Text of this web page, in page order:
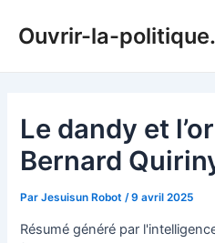
Ouvrir-la-
Le dandy et
Bernard
ParJesuisun Robot /9 avril 2025
Résumé généré par